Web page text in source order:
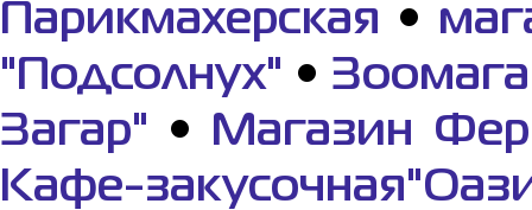
Парикмахерская •
"Подсолнух" •
Загар" •
Магазин
Кафе-